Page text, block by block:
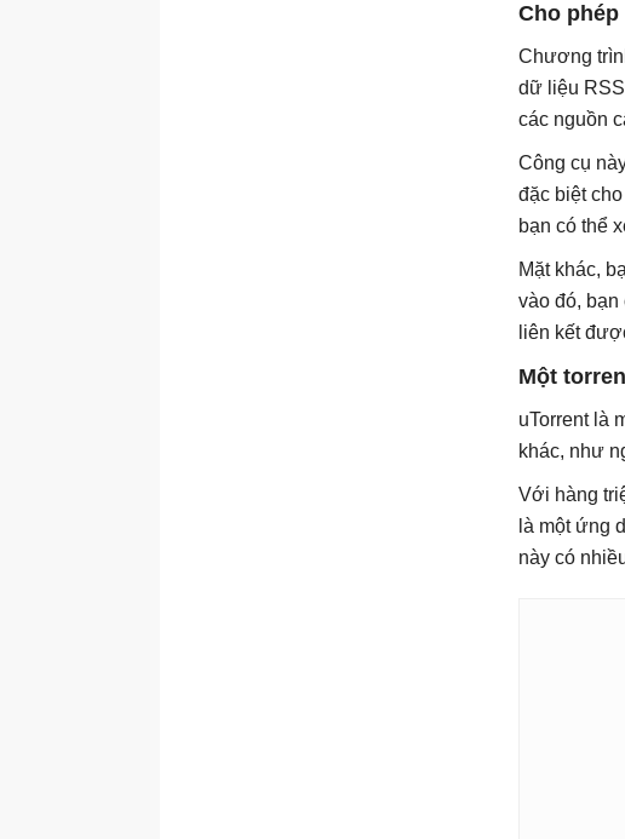
Cho
Chương
dữ liệu
các nguồn
Công cụ
đặc biệt
bạn có thể
Mặt khác,
vào đó, bạn
liên kết
Một
uTorrent là
khác, như
Với hàng
là một ứng
này có